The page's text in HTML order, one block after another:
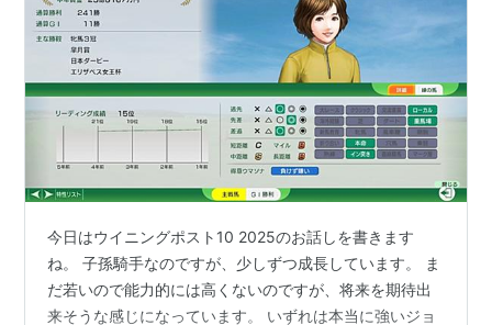
今日はウイニングポスト10 2025のお話しを書きます
ね。 子孫騎手なのですが、少しずつ成長しています。 ま
だ若いので能力的には高くないのですが、将来を期待出
来そうな感じになっています。 いずれは本当に強いジョ